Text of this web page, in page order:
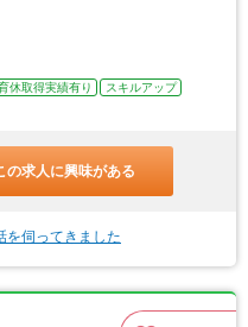
休取得実績有り
スキルアップ
の求人に興味がある
を伺ってきました